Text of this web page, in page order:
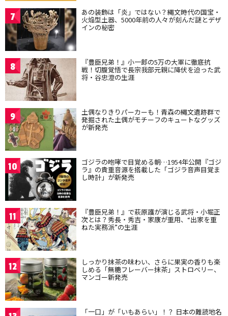
7 あの装飾は「炎」ではない？縄文時代の国宝・
火焔型土器、5000年前の人々が刻んだ謎とデザ
インの秘密
8 『豊臣兄弟！』小一郎の5万の大軍に徹底抗
戦！切腹覚悟で長宗我部元親に降伏を迫った武
将・谷忠澄の生涯
9 土偶なりきりパーカーも！青森の縄文遺跡群で
発掘された土偶がモチーフのキュートなグッズ
が新発売
10 ゴジラの咆哮で目覚める朝…1954年公開『ゴジ
ラ』の貴重音源を搭載した「ゴジラ音声目覚ま
し時計」が新発売
11 『豊臣兄弟！』で萩原護が演じる武将・小堀正
次とは？秀長・秀吉・家康が重用、“出家を重
ねた実務派”の生涯
12 しっかり抹茶の味わい、さらに果実の香りも楽
しめる「無糖フレーバー抹茶」ストロベリー、
マンゴー新発売
「一口」が「いもあらい」！？ 日本の難読地名